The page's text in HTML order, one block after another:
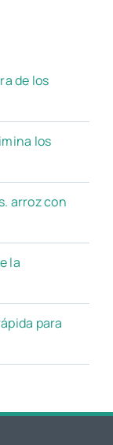
de los
los
arroz con
la
para